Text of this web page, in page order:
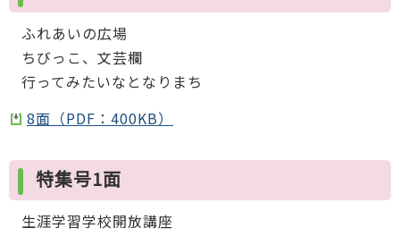
ふれあいの広場
ちびっこ、文芸欄
行ってみたいなとなりまち
8面（PDF：400KB）
特集号1面
生涯学習学校開放講座